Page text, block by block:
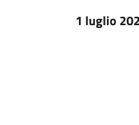
1 luglio